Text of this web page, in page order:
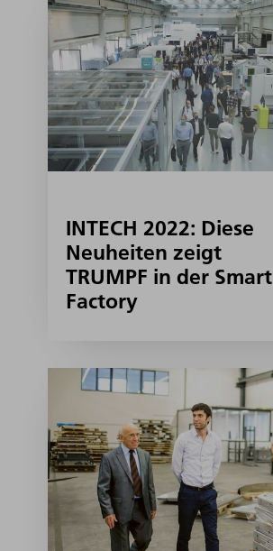
INTECH 2022: Diese
Neuheiten zeigt
TRUMPF in der Smart
Factory